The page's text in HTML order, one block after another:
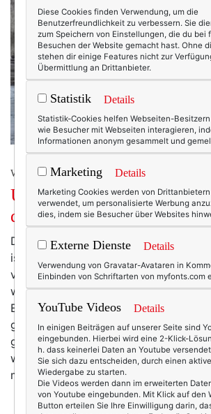
WERBUNG
Über Geld spricht man
doch! Unbedingt sogar!
Darf ich dir eine persönliche Frage
ist dir Geld? Viele Frauen würden auf
vermutlich antworten, dass ihnen
wichtig ist. Solange es fürs Leben
Extras reicht (Reisen, Kleidung, mit
gehen etc.) passt es schon. Ich habe
ganz verstanden, denn ich persönlich
wichtig. Und ich verrate dir auch,
mich fürWertesteht, die essentiell für
mehr
Diese Cookies finden Verwendung, um die
Benutzerfreundlichkeit zu verbessern. Sie
zum Speichern von Einstellungen, die du bei
Besuchen der Website gemacht hast. Ohne
stehen dir einige Features nicht zur
Übermittlung an Drittanbieter.
Statistik Details
Statistik-Cookies helfen Webseiten-
wie Besucher mit Webseiten interagieren,
Informationen anonym gesammelt und
Marketing Details
Marketing Cookies werden von
verwendet, um personalisierte Werbung
dies, indem sie Besucher über Websites
Externe Dienste Details
Verwendung von Gravatar-Avataren in
Einbinden von Schriftarten von myfonts.com
YouTube Videos Details
In einigen Beiträgen auf unserer Seite sind
eingebunden. Hierbei wird eine 2-Klick-
h. dass keinerlei Daten an Youtube
Sie sich dazu entscheiden, durch einen
Wiedergabe zu starten.
Die Videos werden dann im erweiterten
von Youtube eingebunden. Mit Klick auf den
Button erteilen Sie Ihre Einwilligung darin,